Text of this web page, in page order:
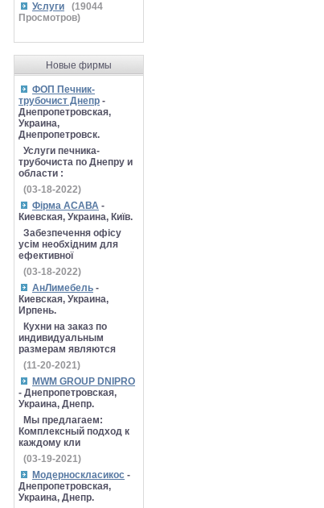
Услуги (19044
Просмотров)
Новые фирмы
ФОП Печник-
трубочист Днепр -
Днепропетровская,
Украина,
Днепропетровск.
Услуги печника-
трубочиста по Днепру и
области :
(03-18-2022)
Фірма АСАВА -
Киевская, Украина, Київ.
Забезпечення офісу
усім необхідним для
ефективної
(03-18-2022)
АнЛимебель -
Киевская, Украина,
Ирпень.
Кухни на заказ по
индивидуальным
размерам являются
(11-20-2021)
MWM GROUP DNIPRO
- Днепропетровская,
Украина, Днепр.
Мы предлагаем:
Комплексный подход к
каждому кли
(03-19-2021)
Модерноскласикос -
Днепропетровская,
Украина, Днепр.